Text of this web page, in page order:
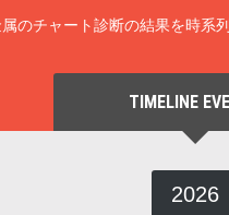
のチャート診断の結果を時系
TIMELINE
2026